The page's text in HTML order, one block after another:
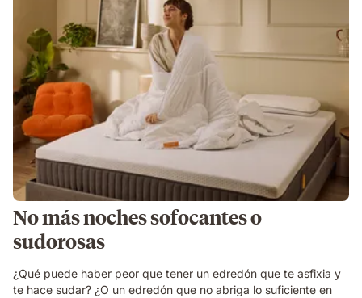
No más noches sofocantes o
sudorosas
¿Qué puede haber peor que tener un edredón que te asfixia y
te hace sudar? ¿O un edredón que no abriga lo suficiente en